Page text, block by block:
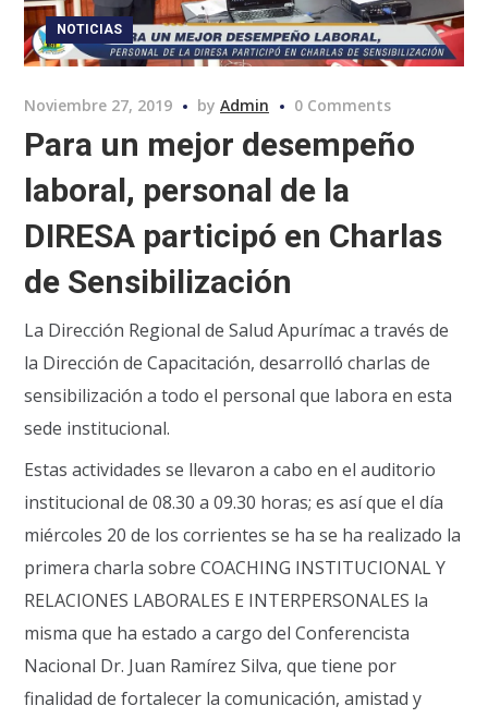
NOTICIAS
Noviembre 27, 2019 byAdmin 0 Comments
Para un mejor desempeño
laboral, personal de la
DIRESA participó en Charlas
de Sensibilización
La Dirección Regional de Salud Apurímac a través de
la Dirección de Capacitación, desarrolló charlas de
sensibilización a todo el personal que labora en esta
sede institucional.
Estas actividades se llevaron a cabo en el auditorio
institucional de 08.30 a 09.30 horas; es así que el día
miércoles 20 de los corrientes se ha se ha realizado la
primera charla sobre COACHING INSTITUCIONAL Y
RELACIONES LABORALES E INTERPERSONALES la
misma que ha estado a cargo del Conferencista
Nacional Dr. Juan Ramírez Silva, que tiene por
finalidad de fortalecer la comunicación, amistad y